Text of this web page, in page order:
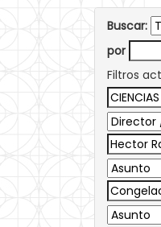
Buscar:
por
Filtros